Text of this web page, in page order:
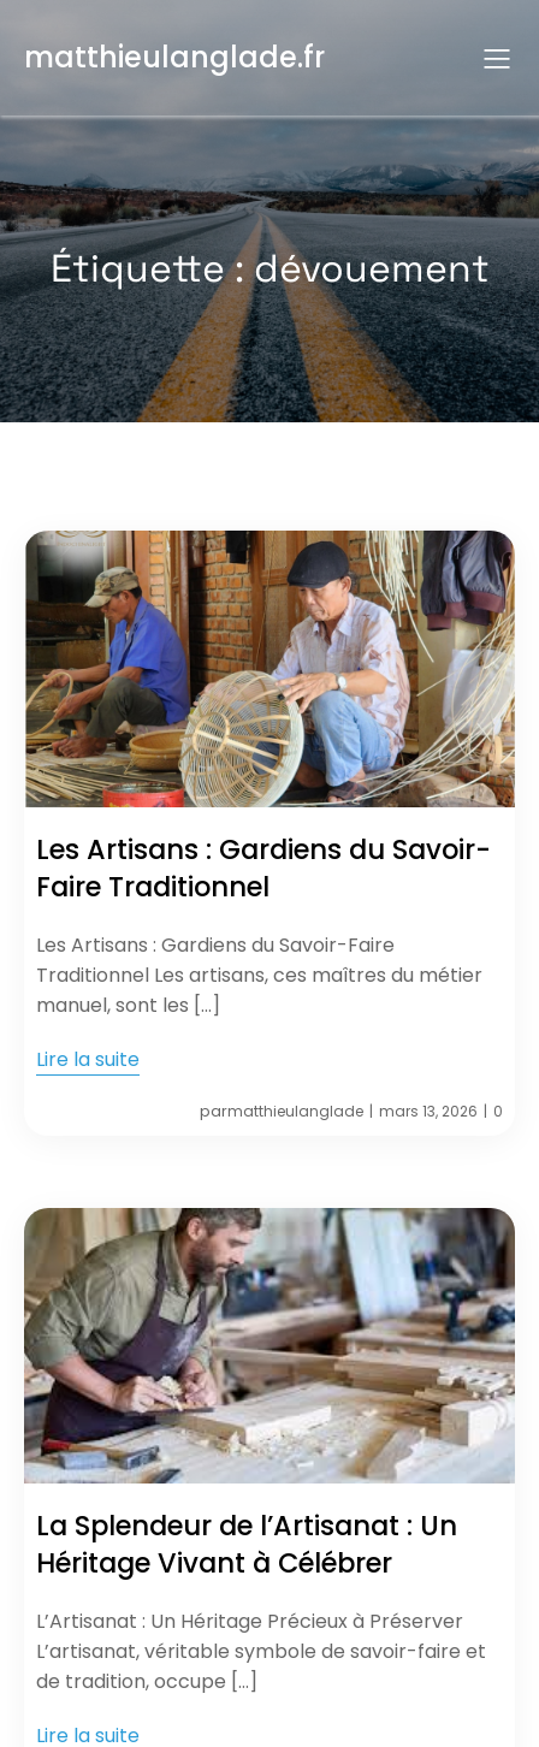
contenu
matthieulanglade.fr
Étiquette :dévouement
Les Artisans : Gardiens du Savoir-
Faire Traditionnel
Les Artisans : Gardiens du Savoir-Faire
Traditionnel Les artisans, ces maîtres du métier
manuel, sont les […]
Lire la suite
parmatthieulanglade | mars 13, 2026 | 0
La Splendeur de l’Artisanat : Un
Héritage Vivant à Célébrer
L’Artisanat : Un Héritage Précieux à Préserver
L’artisanat, véritable symbole de savoir-faire et
de tradition, occupe […]
Lire la suite